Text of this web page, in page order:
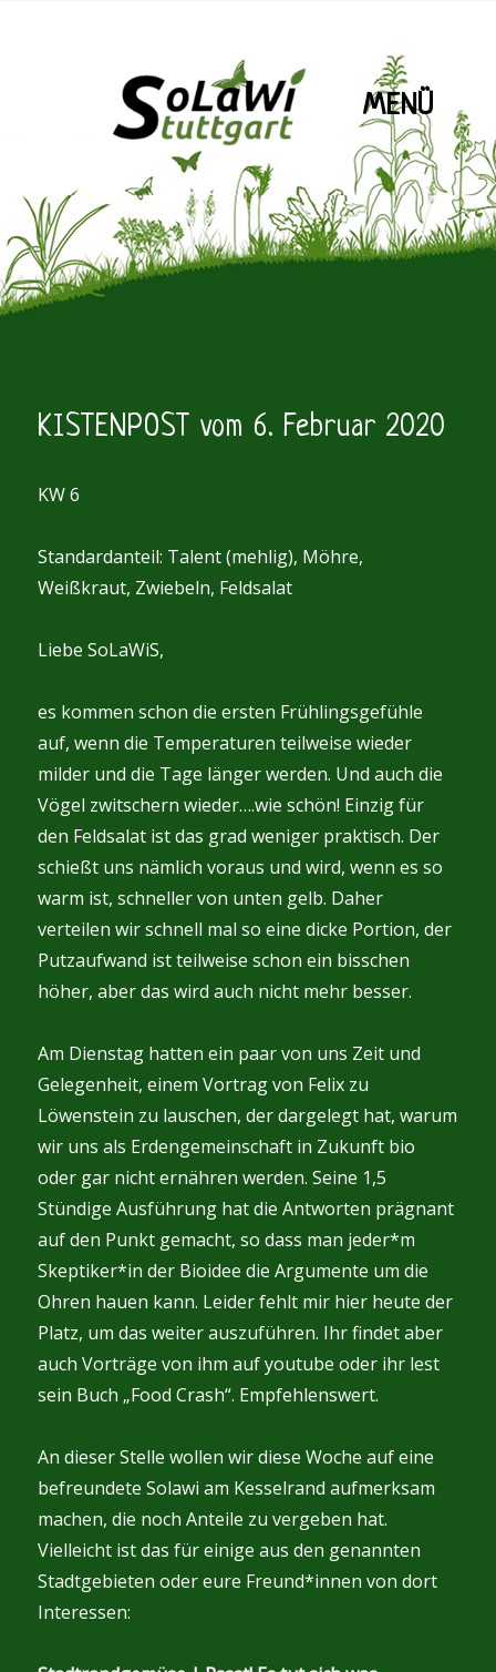
SoLaWiS
MENÜ
KISTENPOST vom 6. Februar 2020
KW 6
Standardanteil: Talent (mehlig), Möhre,
Weißkraut, Zwiebeln, Feldsalat
Liebe SoLaWiS,
es kommen schon die ersten Frühlingsgefühle
auf, wenn die Temperaturen teilweise wieder
milder und die Tage länger werden. Und auch die
Vögel zwitschern wieder….wie schön! Einzig für
den Feldsalat ist das grad weniger praktisch. Der
schießt uns nämlich voraus und wird, wenn es so
warm ist, schneller von unten gelb. Daher
verteilen wir schnell mal so eine dicke Portion, der
Putzaufwand ist teilweise schon ein bisschen
höher, aber das wird auch nicht mehr besser.
Am Dienstag hatten ein paar von uns Zeit und
Gelegenheit, einem Vortrag von Felix zu
Löwenstein zu lauschen, der dargelegt hat, warum
wir uns als Erdengemeinschaft in Zukunft bio
oder gar nicht ernähren werden. Seine 1,5
Stündige Ausführung hat die Antworten prägnant
auf den Punkt gemacht, so dass man jeder*m
Skeptiker*in der Bioidee die Argumente um die
Ohren hauen kann. Leider fehlt mir hier heute der
Platz, um das weiter auszuführen. Ihr findet aber
auch Vorträge von ihm auf youtube oder ihr lest
sein Buch „Food Crash“. Empfehlenswert.
An dieser Stelle wollen wir diese Woche auf eine
befreundete Solawi am Kesselrand aufmerksam
machen, die noch Anteile zu vergeben hat.
Vielleicht ist das für einige aus den genannten
Stadtgebieten oder eure Freund*innen von dort
Interessen: